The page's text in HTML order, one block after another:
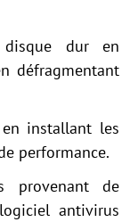
dur en
défragmentant
installant les
performance.
provenant de
antivirus